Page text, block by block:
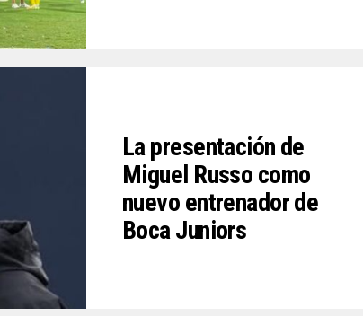
La presentación de
Miguel Russo como
nuevo entrenador de
Boca Juniors